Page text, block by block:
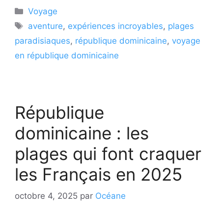
Catégories
Voyage
Étiquettes
aventure, expériences incroyables, plages
paradisiaques, république dominicaine, voyage
en république dominicaine
République
dominicaine : les
plages qui font craquer
les Français en 2025
octobre 4, 2025 par Océane